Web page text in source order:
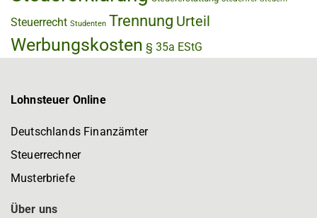
Steuerrecht Studenten Trennung Urteil
Werbungskosten § 35a EStG
Lohnsteuer Online
Deutschlands Finanzämter
Steuerrechner
Musterbriefe
Über uns